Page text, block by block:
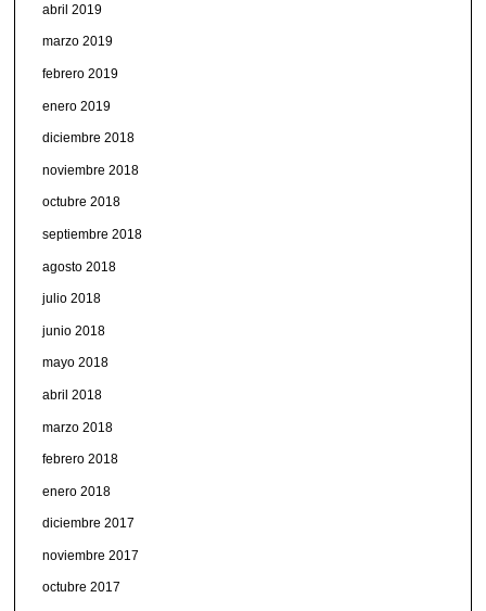
abril 2019
marzo 2019
febrero 2019
enero 2019
diciembre 2018
noviembre 2018
octubre 2018
septiembre 2018
agosto 2018
julio 2018
junio 2018
mayo 2018
abril 2018
marzo 2018
febrero 2018
enero 2018
diciembre 2017
noviembre 2017
octubre 2017